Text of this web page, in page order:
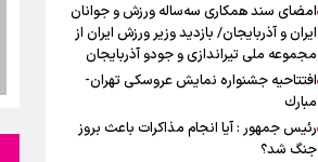
امضای سند همکاری سه‌ساله ورزش و جوانان
ایران و آذربایجان/ بازدید وزیر ورزش ایران از
مجموعه ملی تیراندازی و جودو آذربایجان
افتتاحیه جشنواره نمايش عروسكى تهران-
مبارك
رئیس جمهور : آیا انجام مذاکرات باعث بروز
جنگ شد؟